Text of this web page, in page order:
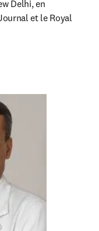
Delhi, en
et le Royal